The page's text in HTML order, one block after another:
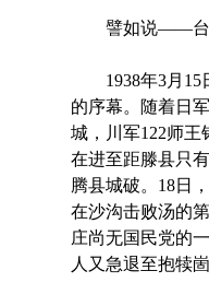
譬如说——台
1938年3月15日
的序幕。随着日
城，川军122师
在进至距滕县只
腾县城破。18日
在沙沟击败汤的
庄尚无国民党的
人又急退至抱犊